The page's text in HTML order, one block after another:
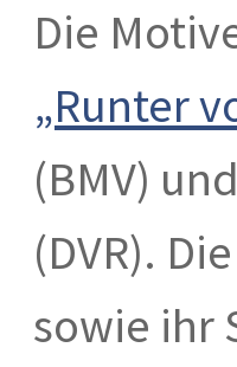
Die
„Runter
(BMV)
(DVR).
sowie ihr